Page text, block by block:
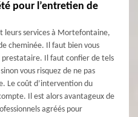
pour l’entretien de
leurs services à Mortefontaine,
cheminée. Il faut bien vous
Il faut confier de tels
vous risquez de ne pas
Le coût d’intervention du
Il est alors avantageux de
agréés pour